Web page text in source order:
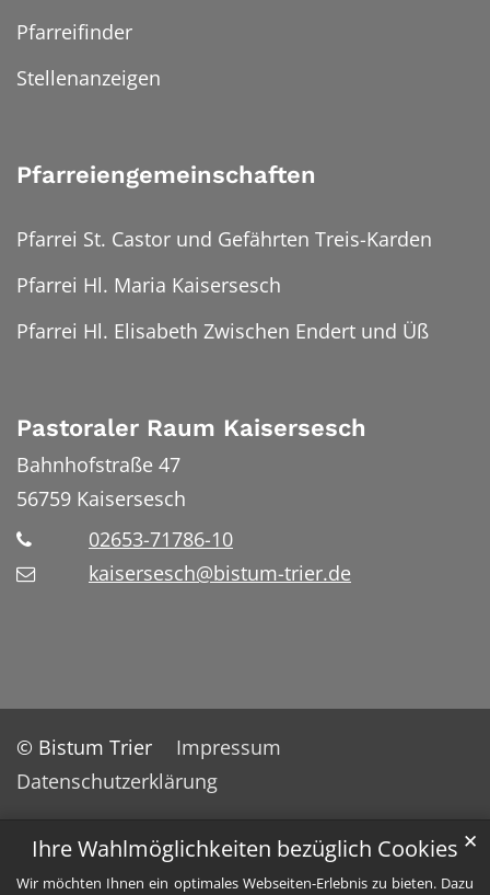
Ihre Wahlmöglichkeiten bezüglich Cookies
Wir möchten Ihnen ein optimales Webseiten-Erlebnis zu bieten. Dazu
✕
Pfarreifinder
Stellenanzeigen
Pfarreiengemeinschaften
Pfarrei St. Castor und Gefährten Treis-Karden
Pfarrei Hl. Maria Kaisersesch
Pfarrei Hl. Elisabeth Zwischen Endert und Üß
Pastoraler Raum Kaisersesch
Bahnhofstraße 47
56759 Kaisersesch
02653-71786-10
kaisersesch@bistum-trier.de
© Bistum Trier
Impressum
Datenschutzerklärung